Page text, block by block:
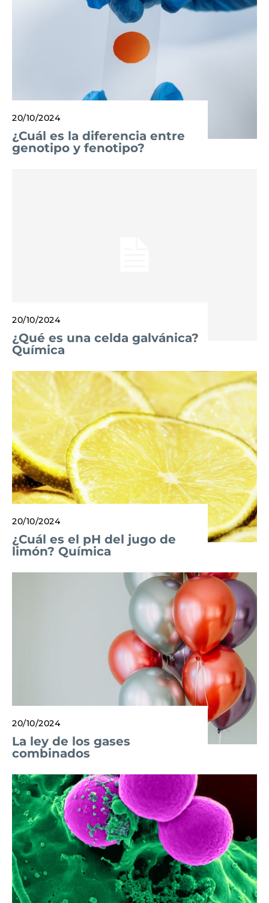
20/10/2024
¿Cuál es la diferencia entre
genotipo y fenotipo?
20/10/2024
¿Qué es una celda galvánica?
Química
20/10/2024
¿Cuál es el pH del jugo de
limón? Química
20/10/2024
La ley de los gases
combinados